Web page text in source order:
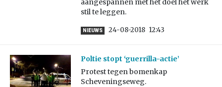
aangespannen met het doel het werk
stil te leggen.
NIEUWS 24-08-2018 12:43
Poltie stopt ‘guerrilla-actie’
Protest tegen bomenkap
Scheveningseweg.